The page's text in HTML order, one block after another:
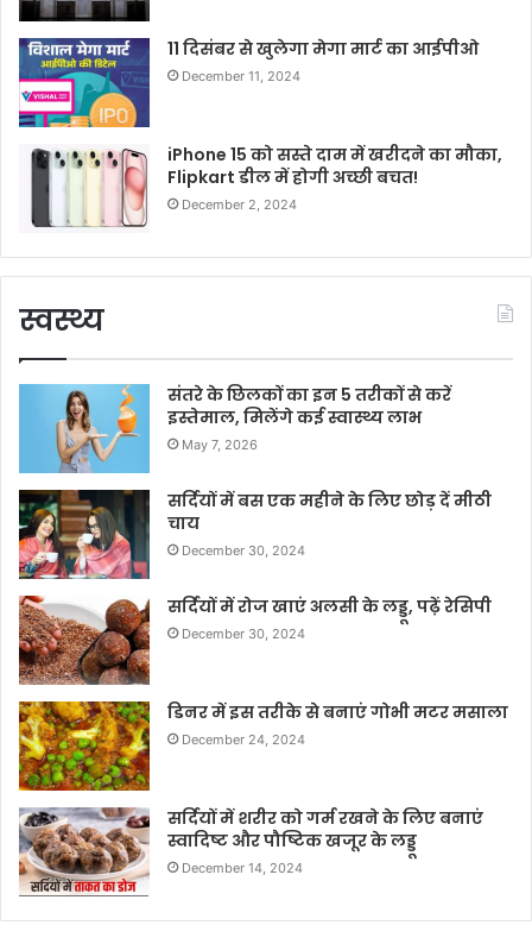
11 दिसंबर से खुलेगा मेगा मार्ट का आईपीओ
December 11, 2024
iPhone 15 को सस्ते दाम में खरीदने का मौका,
Flipkart डील में होगी अच्छी बचत!
December 2, 2024
स्वस्थ्य
संतरे के छिलकों का इन 5 तरीकों से करें
इस्तेमाल, मिलेंगे कई स्वास्थ्य लाभ
May 7, 2026
सर्दियों में बस एक महीने के लिए छोड़ दें मीठी
चाय
December 30, 2024
सर्दियों में रोज खाएं अलसी के लड्डू, पढ़ें रेसिपी
December 30, 2024
डिनर में इस तरीके से बनाएं गोभी मटर मसाला
December 24, 2024
सर्दियों में शरीर को गर्म रखने के लिए बनाएं
स्वादिष्ट और पौष्टिक खजूर के लड्डू
December 14, 2024